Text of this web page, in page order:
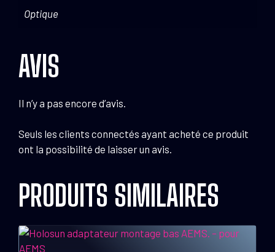
Optique
AVIS
Il n’y a pas encore d’avis.
Seuls les clients connectés ayant acheté ce produit
ont la possibilité de laisser un avis.
PRODUITS SIMILAIRES